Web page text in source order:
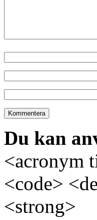
Du kan
<acronym
<code>
<strong>